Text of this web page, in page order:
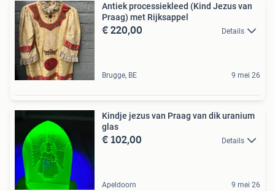
Antiek processiekleed (Kind Jezus van
Praag) met Rijksappel
€ 220,00 Details
Brugge, BE 9 mei 26
Kindje jezus van Praag van dik uranium
glas
€ 102,00 Details
Apeldoorn 9 mei 26